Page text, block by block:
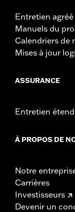
Entretien agréé
Manuels du
Calendriers de
Mises à jour
ASSURANCE
Entretien
À PROPOS DE
Notre
Carrières
Investisseurs
Devenir un